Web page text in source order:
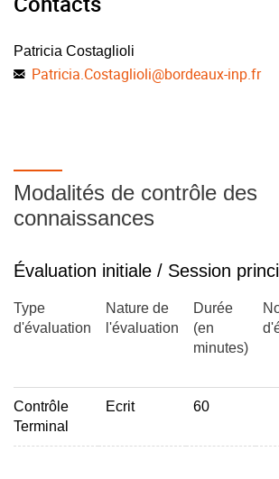
Patricia Costaglioli
Patricia.Costaglioli@bordeaux-inp.fr
Modalités de contrôle des
connaissances
Évaluation initiale / Session
Type
d'évaluation
Nature de
l'évaluation
Durée
(en
minutes)
Contrôle
Terminal
Ecrit 60